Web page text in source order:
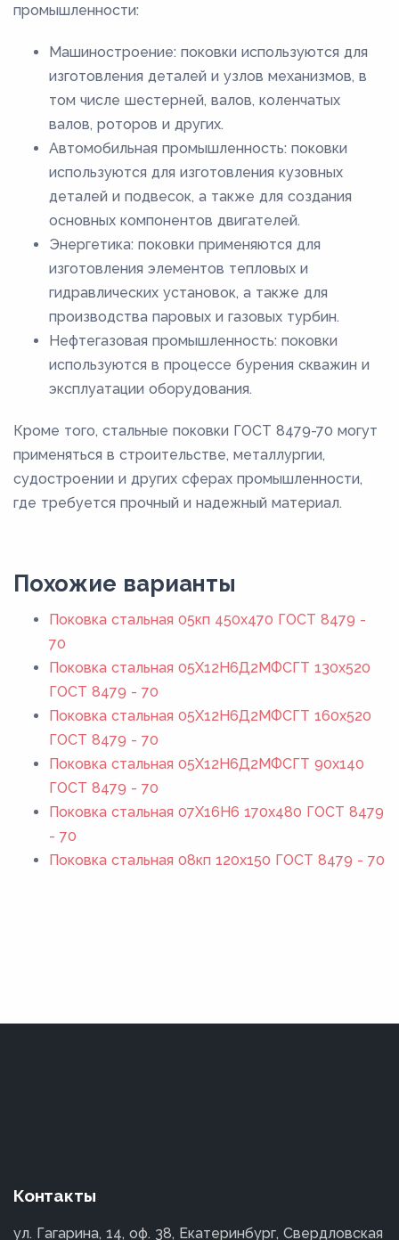
промышленности:
Машиностроение: поковки используются для
изготовления деталей и узлов механизмов, в
том числе шестерней, валов, коленчатых
валов, роторов и других.
Автомобильная промышленность: поковки
используются для изготовления кузовных
деталей и подвесок, а также для создания
основных компонентов двигателей.
Энергетика: поковки применяются для
изготовления элементов тепловых и
гидравлических установок, а также для
производства паровых и газовых турбин.
Нефтегазовая промышленность: поковки
используются в процессе бурения скважин и
эксплуатации оборудования.
Кроме того, стальные поковки ГОСТ 8479-70 могут
применяться в строительстве, металлургии,
судостроении и других сферах промышленности,
где требуется прочный и надежный материал.
Похожие варианты
Поковка стальная 05кп 450x470 ГОСТ 8479 -
70
Поковка стальная 05Х12Н6Д2МФСГТ 130x520
ГОСТ 8479 - 70
Поковка стальная 05Х12Н6Д2МФСГТ 160x520
ГОСТ 8479 - 70
Поковка стальная 05Х12Н6Д2МФСГТ 90x140
ГОСТ 8479 - 70
Поковка стальная 07Х16Н6 170x480 ГОСТ 8479
- 70
Поковка стальная 08кп 120x150 ГОСТ 8479 - 70
Контакты
ул. Гагарина, 14, оф. 38, Екатеринбург, Свердловская